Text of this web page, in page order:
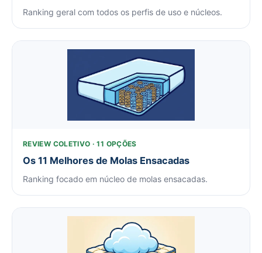
Ranking geral com todos os perfis de uso e núcleos.
REVIEW COLETIVO · 11 OPÇÕES
Os 11 Melhores de Molas Ensacadas
Ranking focado em núcleo de molas ensacadas.